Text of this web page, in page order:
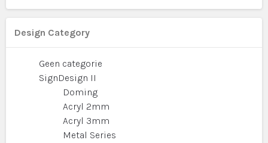
Design Category
Geen categorie
SignDesign II
Doming
Acryl 2mm
Acryl 3mm
Metal Series